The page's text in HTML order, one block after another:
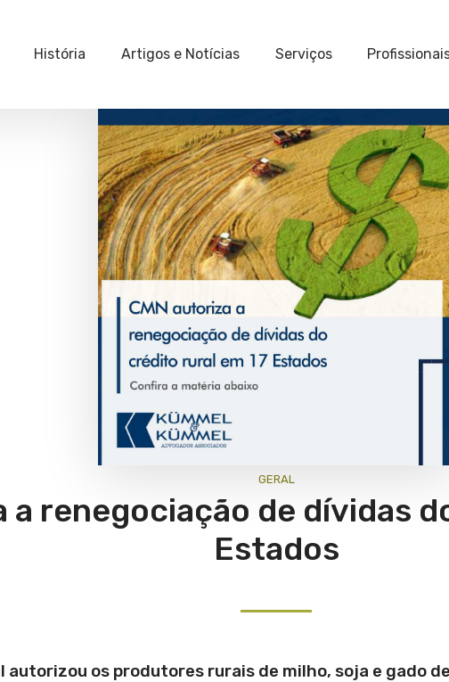
História Artigos e Notícias Serviços
GERAL
a renegociação de dívidas
Estados
autorizou os produtores rurais de milho, soja e gado